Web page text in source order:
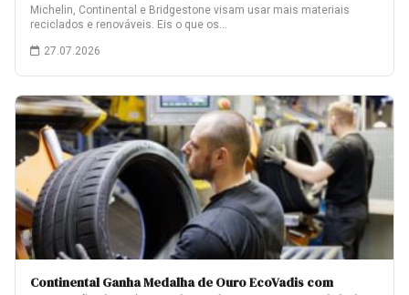
Michelin, Continental e Bridgestone visam usar mais materiais
reciclados e renováveis. Eis o que os…
27.07.2026
Continental Ganha Medalha de Ouro EcoVadis com